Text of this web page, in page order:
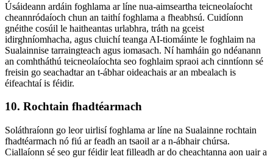
Úsáideann ardáin foghlama ar líne nua-aimseartha teicneolaíocht
cheannródaíoch chun an taithí foghlama a fheabhsú. Cuidíonn
gnéithe cosúil le haitheantas urlabhra, tráth na gceist
idirghníomhacha, agus cluichí teanga AI-tiomáinte le foghlaim na
Sualainnise tarraingteach agus iomasach. Ní hamháin go ndéanann
an comhtháthú teicneolaíochta seo foghlaim spraoi ach cinntíonn sé
freisin go seachadtar an t-ábhar oideachais ar an mbealach is
éifeachtaí is féidir.
10. Rochtain fhadtéarmach
Soláthraíonn go leor uirlisí foghlama ar líne na Sualainne rochtain
fhadtéarmach nó fiú ar feadh an tsaoil ar a n-ábhair chúrsa.
Ciallaíonn sé seo gur féidir leat filleadh ar do cheachtanna aon uair a